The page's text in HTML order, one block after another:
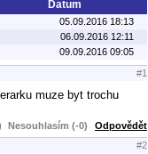
Datum
05.09.2016 18:13
06.09.2016 12:11
09.09.2016 09:05
#1
muze byt trochu
Nesouhlasím (-0) Odpovědět
#2